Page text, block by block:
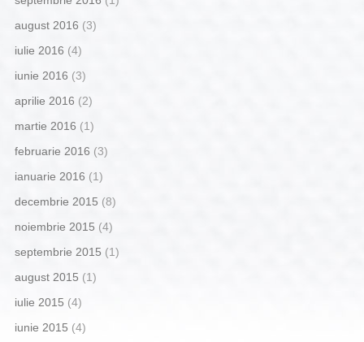
august 2016 (3)
iulie 2016 (4)
iunie 2016 (3)
aprilie 2016 (2)
martie 2016 (1)
februarie 2016 (3)
ianuarie 2016 (1)
decembrie 2015 (8)
noiembrie 2015 (4)
septembrie 2015 (1)
august 2015 (1)
iulie 2015 (4)
iunie 2015 (4)